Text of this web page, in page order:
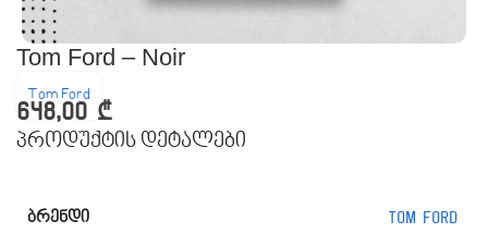
Tom Ford – Noir
Tom Ford
648,00 ₾
პროდუქტის დეტალები
ᲑᲠᲔᲜᲓᲘ Tom Ford